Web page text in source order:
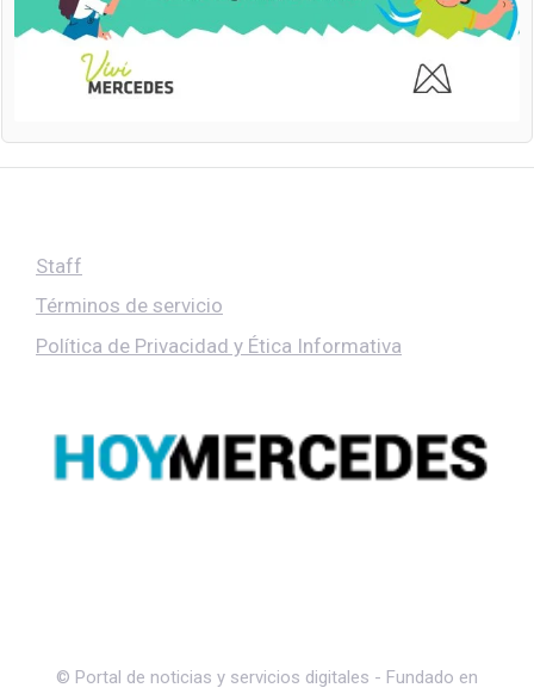
Staff
Términos de servicio
Política de Privacidad y Ética Informativa
© Portal de noticias y servicios digitales - Fundado en